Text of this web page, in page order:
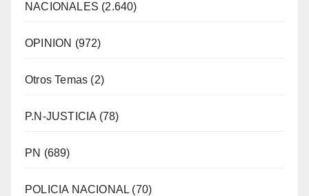
NACIONALES (2.640)
OPINION (972)
Otros Temas (2)
P.N-JUSTICIA(78)
PN (689)
POLICIA NACIONAL(70)